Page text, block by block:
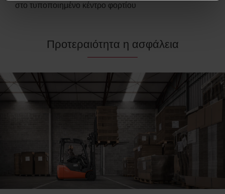
στο τυποποιημένο κέντρο φορτίου
Προτεραιότητα η ασφάλεια